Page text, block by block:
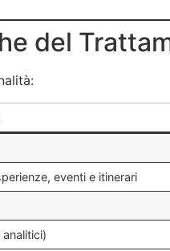
del
eventi e itinerari